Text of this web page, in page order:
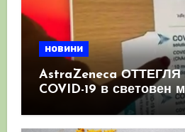
новини
AstraZeneca ОТТЕГЛЯ
COVID-19 в световен
като призна, че те